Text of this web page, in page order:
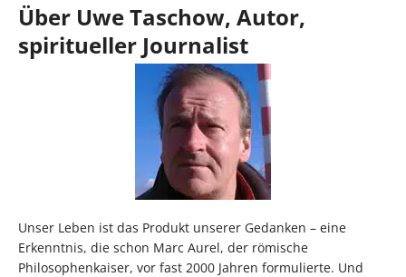
Über Uwe Taschow, Autor,
spiritueller Journalist
Unser Leben ist das Produkt unserer Gedanken – eine
Erkenntnis, die schon Marc Aurel, der römische
Philosophenkaiser, vor fast 2000 Jahren formulierte. Und